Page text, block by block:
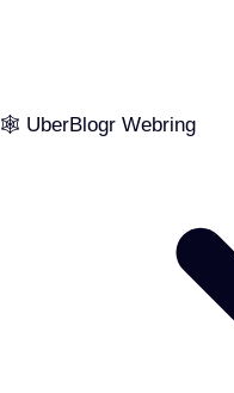
🕸️ UberBlogr Webring